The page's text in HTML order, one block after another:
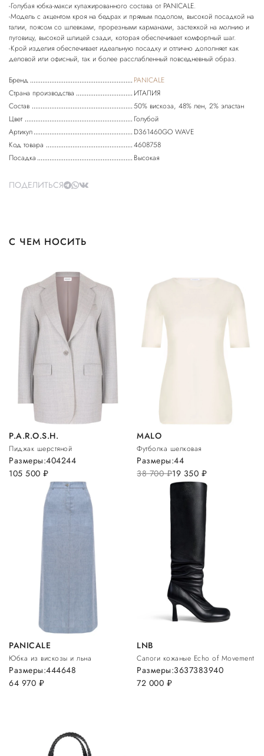
-Голубая юбка-макси купажированного состава от PANICALE.
-Модель с акцентом кроя на бедрах и прямым подолом, высокой посадкой на
талии, поясом со шлевками, прорезными карманами, застежкой на молнию и
пуговицу, высокой шлицей сзади, которая обеспечивает комфортный шаг.
-Крой изделия обеспечивает идеальную посадку и отлично дополняет как
Бренд
PANICALE
Страна производства
ИТАЛИЯ
Состав
50% вискоза, 48% лен, 2% эластан
Цвет
Голубой
Артикул
D361460GO WAVE
Код товара
4608758
Посадка
Высокая
ПОДЕЛИТЬСЯ
С ЧЕМ НОСИТЬ
P.A.R.O.S.H.
Пиджак шерстяной
105 500 руб.
Размеры:404244
MALO
Футболка шелковая
38 700руб.19 350 руб.
Размеры:44
PANICALE
Юбка из вискозы и льна
64 970 руб.
Размеры:444648
LNB
Сапоги кожаные Echo of Movement
72 000 руб.
Размеры:3637383940